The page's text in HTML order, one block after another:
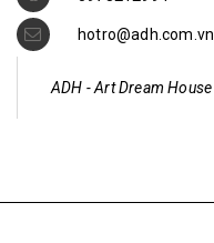
hotro@adh.com.vn
ADH - Art Dream House